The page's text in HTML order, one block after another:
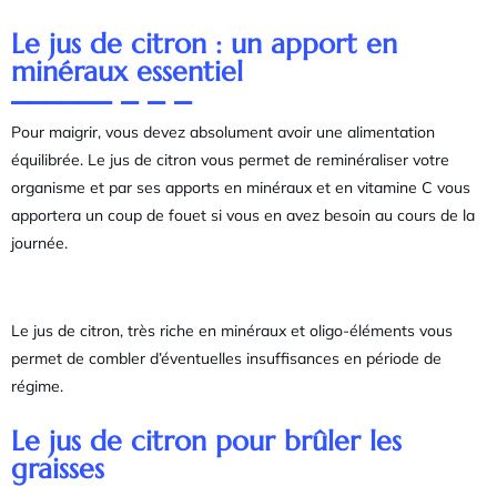
Le jus de citron : un apport en
minéraux essentiel
Pour maigrir, vous devez absolument avoir une alimentation
équilibrée. Le jus de citron vous permet de reminéraliser votre
organisme et par ses apports en minéraux et en vitamine C vous
apportera un coup de fouet si vous en avez besoin au cours de la
journée.
Le jus de citron, très riche en minéraux et oligo-éléments vous
permet de combler d’éventuelles insuffisances en période de
régime.
Le jus de citron pour brûler les
graisses